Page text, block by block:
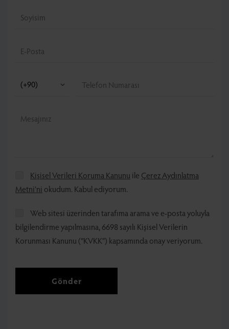
Kişisel Verileri Koruma Kanunu ile Çerez Aydınlatma
Metni’ni okudum. Kabul ediyorum.
Web sitesi üzerinden tarafıma arama ve e-posta yoluyla
bilgilendirme yapılmasına, 6698 sayılı Kişisel Verilerin
Korunması Kanunu (“KVKK”) kapsamında onay veriyorum.
Gönder